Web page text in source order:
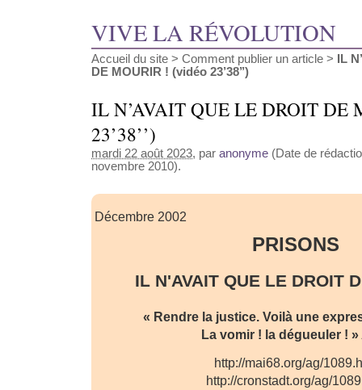
VIVE LA RÉVOLUTION
Accueil du site > Comment publier un article >
IL
DE MOURIR ! (vidéo 23’38’’)
IL N’AVAIT QUE LE DROIT DE
23’38’’)
mardi 22 août 2023, par anonyme (Date de
novembre 2010).
Décembre 2002
PRISONS
IL N'AVAIT QUE LE DROIT
« Rendre la justice. Voilà une
La vomir ! la dégueuler ! »
http://mai68.org/ag/
http://cronstadt.org/ag/